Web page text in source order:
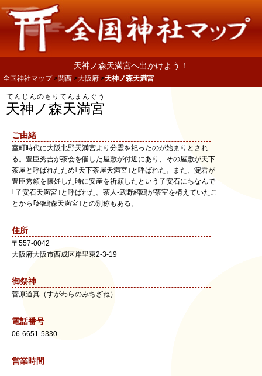
天神ノ森天満宮へ出かけよう！
全国神社マップ 関西 大阪府 天神ノ森天満宮
天神ノ森天満宮
てんじんのもりてんまんぐう
ご由緒
室町時代に大阪北野天満宮より分霊を祀ったのが始まりとされ
る。豊臣秀吉が茶会を催した屋敷が付近にあり、その屋敷が天下
茶屋と呼ばれたため｢天下茶屋天満宮｣と呼ばれた。また、淀君が
豊臣秀頼を懐妊した時に安産を祈願したという子安石にちなんで
｢子安石天満宮｣と呼ばれた。茶人-武野紹鴎が茶室を構えていたこ
とから｢紹鴎森天満宮｣との別称もある。
住所
〒 557-0042
大阪府大阪市西成区岸里東2-3-19
御祭神
菅原道真（すがわらのみちざね）
電話番号
06-6651-5330
営業時間
-